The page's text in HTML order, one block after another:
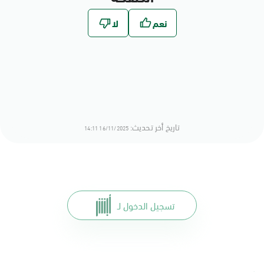
تاريخ أخر تحديث: 16/11/2025 14:11
تسجيل الدخول لـ